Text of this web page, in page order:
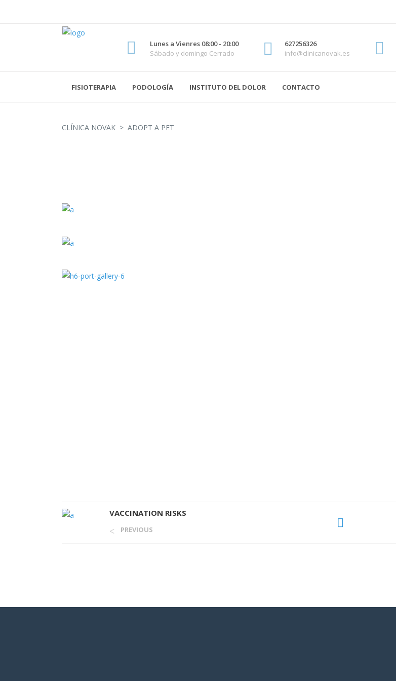
Lunes a Vienres 08:00 - 20:00
Sábado y domingo Cerrado
627256326
info@clinicanovak.es
FISIOTERAPIA PODOLOGÍA INSTITUTO DEL DOLOR CONTACTO
CLÍNICA NOVAK > ADOPT A PET
VACCINATION RISKS
PREVIOUS